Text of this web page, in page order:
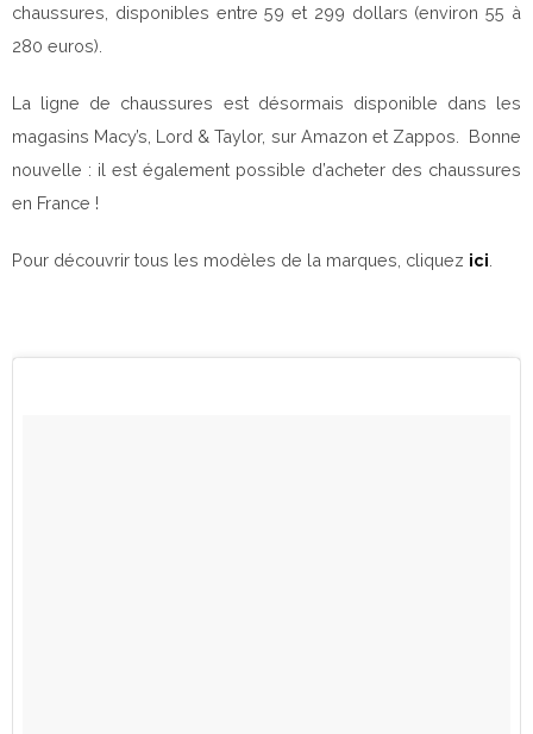
chaussures, disponibles entre 59 et 299 dollars (environ 55 à
280 euros).
La ligne de chaussures est désormais disponible dans les
magasins Macy’s, Lord & Taylor, sur Amazon et Zappos. Bonne
nouvelle : il est également possible d’acheter des chaussures
en France !
Pour découvrir tous les modèles de la marques, cliquez ici